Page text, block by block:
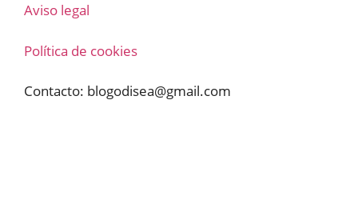
Aviso legal
Política de cookies
Contacto: blogodisea@gmail.com